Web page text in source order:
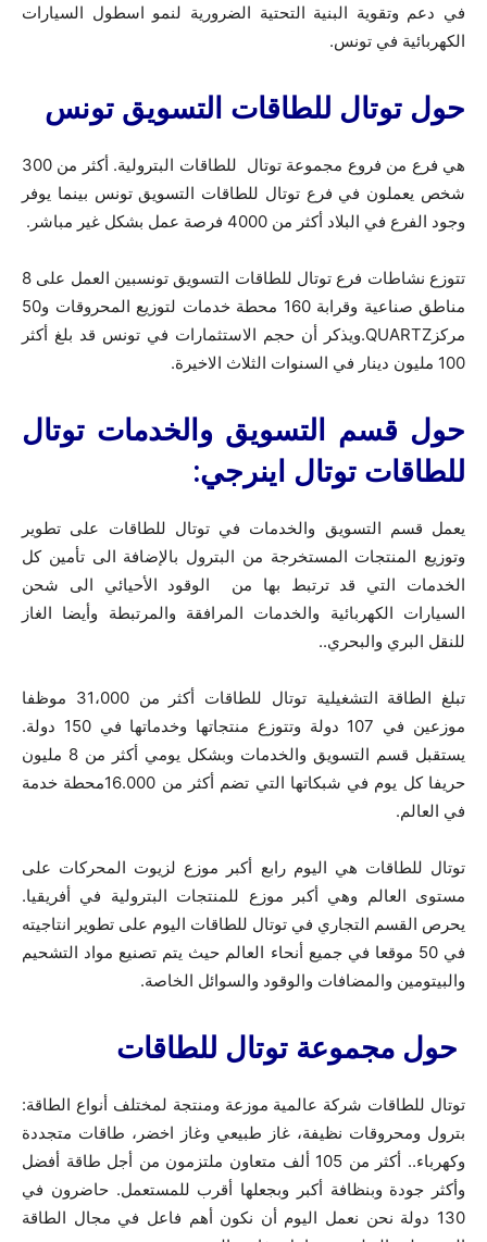
في دعم وتقوية البنية التحتية الضرورية لنمو اسطول السيارات
الكهربائية في تونس.
حول توتال للطاقات التسويق تونس
هي فرع من فروع مجموعة توتال للطاقات البترولية. أكثر من 300
شخص يعملون في فرع توتال للطاقات التسويق تونس بينما يوفر
وجود الفرع في البلاد أكثر من 4000 فرصة عمل بشكل غير مباشر.
تتوزع نشاطات فرع توتال للطاقات التسويق تونسبين العمل على 8
مناطق صناعية وقرابة 160 محطة خدمات لتوزيع المحروقات و50
مركزQUARTZ.ويذكر أن حجم الاستثمارات في تونس قد بلغ أكثر
100 مليون دينار في السنوات الثلاث الاخيرة.
حول قسم التسويق والخدمات توتال
للطاقات توتال اينرجي:
يعمل قسم التسويق والخدمات في توتال للطاقات على تطوير
وتوزيع المنتجات المستخرجة من البترول بالإضافة الى تأمين كل
الخدمات التي قد ترتبط بها من الوقود الأحيائي الى شحن
السيارات الكهربائية والخدمات المرافقة والمرتبطة وأيضا الغاز
للنقل البري والبحري..
تبلغ الطاقة التشغيلية توتال للطاقات أكثر من 31،000 موظفا
موزعين في 107 دولة وتتوزع منتجاتها وخدماتها في 150 دولة.
يستقبل قسم التسويق والخدمات وبشكل يومي أكثر من 8 مليون
حريفا كل يوم في شبكاتها التي تضم أكثر من 16.000محطة خدمة
في العالم.
توتال للطاقات هي اليوم رابع أكبر موزع لزيوت المحركات على
مستوى العالم وهي أكبر موزع للمنتجات البترولية في أفريقيا.
يحرص القسم التجاري في توتال للطاقات اليوم على تطوير انتاجيته
في 50 موقعا في جميع أنحاء العالم حيث يتم تصنيع مواد التشحيم
والبيتومين والمضافات والوقود والسوائل الخاصة.
حول مجموعة توتال للطاقات
توتال للطاقات شركة عالمية موزعة ومنتجة لمختلف أنواع الطاقة:
بترول ومحروقات نظيفة، غاز طبيعي وغاز اخضر، طاقات متجددة
وكهرباء.. أكثر من 105 ألف متعاون ملتزمون من أجل طاقة أفضل
وأكثر جودة وبنظافة أكبر وبجعلها أقرب للمستعمل. حاضرون في
130 دولة نحن نعمل اليوم أن نكون أهم فاعل في مجال الطاقة